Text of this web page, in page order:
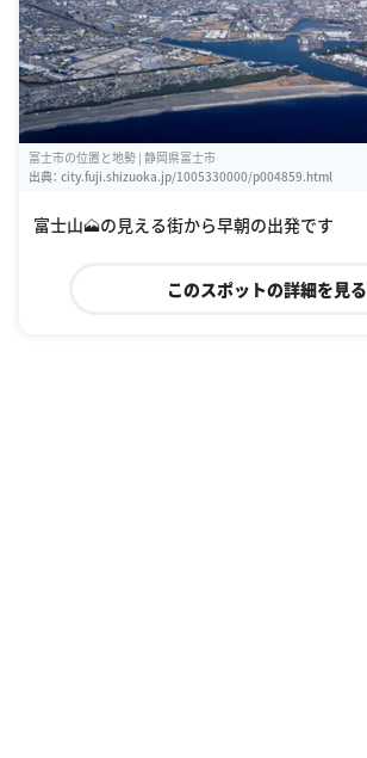
富士市の位置と地勢 | 静岡県富士市
出典： city.fuji.shizuoka.jp/1005330000/p004859.html
富士山🗻の見える街から早朝の出発です
このスポットの詳細を見る